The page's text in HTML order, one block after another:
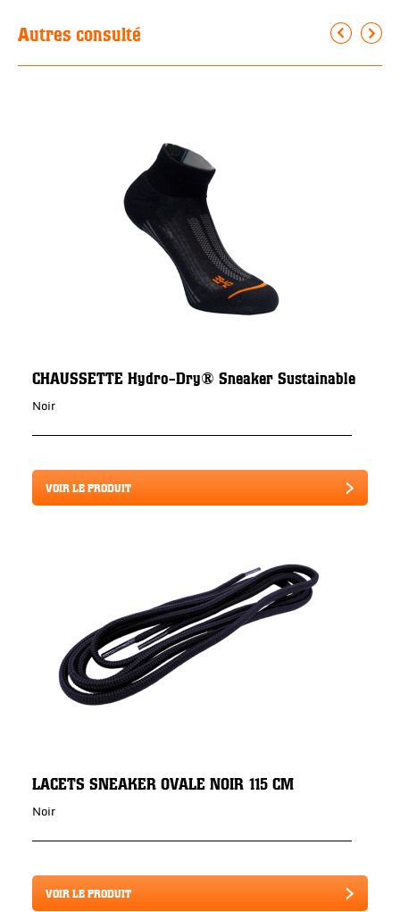
Autres consulté
CHAUSSETTE Hydro-Dry® Sneaker Sustainable
Noir
VOIR LE PRODUIT
LACETS SNEAKER OVALE NOIR 115 CM
Noir
VOIR LE PRODUIT